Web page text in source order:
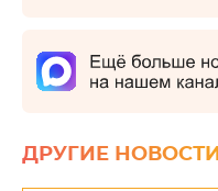
ДРУГИЕ НОВОСТИ